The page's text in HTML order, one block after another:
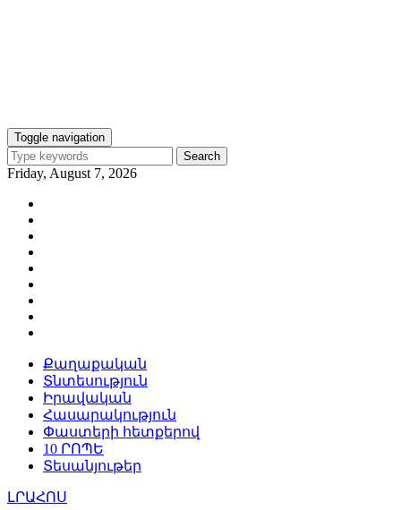
Toggle navigation
Search
Friday, August 7, 2026
Քաղաքական
Տնտեսություն
Իրավական
Հասարակություն
Փաստերի հետքերով
10 ՐՈՊԵ
Տեսանյութեր
ԼՐԱՀՈՍ